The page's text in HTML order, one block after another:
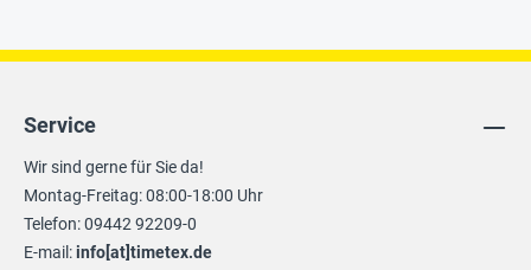
Service
Wir sind gerne für Sie da!
Montag-Freitag: 08:00-18:00 Uhr
Telefon: 09442 92209-0
E-mail:info[at]timetex.de